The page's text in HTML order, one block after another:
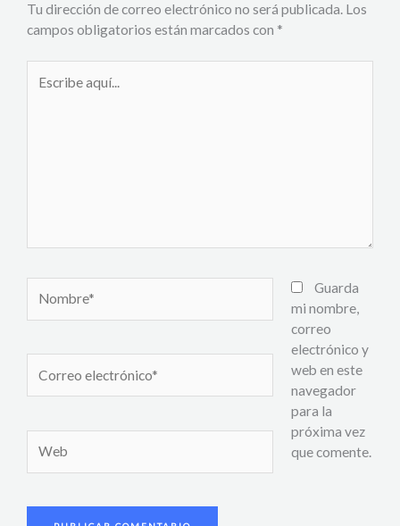
Tu dirección de correo electrónico no será publicada. Los
campos obligatorios están marcados con *
aquí...
electrónico*
Guarda
mi nombre,
correo
electrónico y
web en este
navegador
para la
próxima vez
que comente.